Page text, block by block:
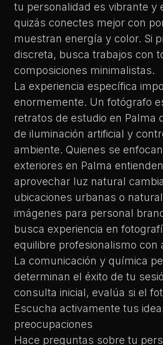
tu personalidad es vibrante y
quizás conectes mejor con
muestran energía y color. Si
discreta, busca trabajos con
composiciones minimalistas.
La experiencia específica
enormemente. Un fotógrafo
retratos de estudio en Palma
de iluminación artificial y
ambiente. Quienes se
exteriores en Palma
aprovechar luz natural
ubicaciones urbanas o
imágenes para personal
busca experiencia en
equilibre profesionalismo con
La comunicación y química
determinan el éxito de tu
consulta inicial, evalúa si el
Escucha activamente tus
preocupaciones
Hace preguntas sobre tu